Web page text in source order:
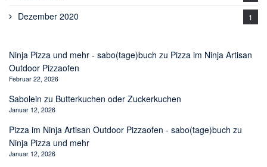
Dezember 2020 1
Ninja Pizza und mehr - sabo(tage)buch zu Pizza im Ninja Artisan
Outdoor Pizzaofen
Februar 22, 2026
Sabolein zu Butterkuchen oder Zuckerkuchen
Januar 12, 2026
Pizza im Ninja Artisan Outdoor Pizzaofen - sabo(tage)buch zu
Ninja Pizza und mehr
Januar 12, 2026